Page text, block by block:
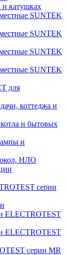
катушках
SUNTEK
SUNTEK
SUNTEK
SUNTEK
для
коттеджа и
и бытовых
и
НЛО
серии
ELECTROTEST
ELECTROTEST
серии MR